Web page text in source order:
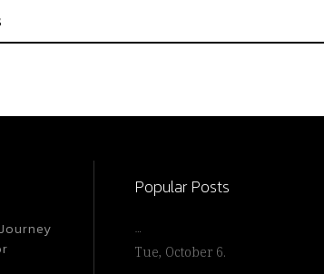
นไปดูหลักฐานด้านแฟชั่นตั้งแต่อดีตจนถึงปัจจุบัน
ก็จะวนกลับมาอยู่ในกระแสนิยมอีกครั้ง ซึ่งการวน
ไปทั่วโลก นอกจากนี้ก็ยังมี Choker แอคเซสเซอ
Popular Posts
…
Tue, October 6.